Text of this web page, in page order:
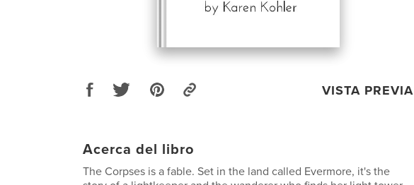
VISTA PREVIA
Acerca del libro
The Corpses is a fable. Set in the land called Evermore, it's the